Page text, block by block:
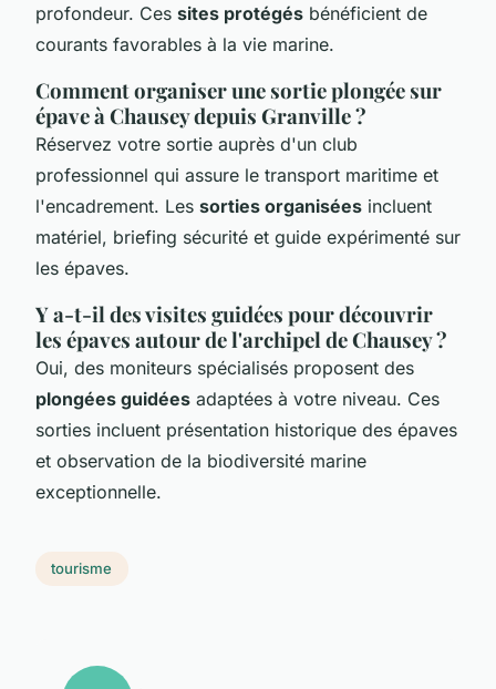
profondeur. Ces sites protégés bénéficient de
courants favorables à la vie marine.
Comment organiser une sortie plongée sur
épave à Chausey depuis Granville ?
Réservez votre sortie auprès d'un club
professionnel qui assure le transport maritime et
l'encadrement. Les sorties organisées incluent
matériel, briefing sécurité et guide expérimenté sur
les épaves.
Y a-t-il des visites guidées pour découvrir
les épaves autour de l'archipel de Chausey ?
Oui, des moniteurs spécialisés proposent des
plongées guidées adaptées à votre niveau. Ces
sorties incluent présentation historique des épaves
et observation de la biodiversité marine
exceptionnelle.
tourisme